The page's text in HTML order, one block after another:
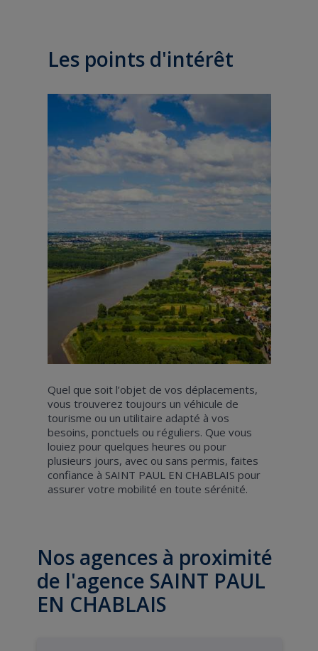
Les points d'intérêt
Quel que soit l’objet de vos déplacements,
vous trouverez toujours un véhicule de
tourisme ou un utilitaire adapté à vos
besoins, ponctuels ou réguliers. Que vous
louiez pour quelques heures ou pour
plusieurs jours, avec ou sans permis, faites
confiance à SAINT PAUL EN CHABLAIS pour
assurer votre mobilité en toute sérénité.
Nos agences à proximité
de l'agence SAINT PAUL
EN CHABLAIS